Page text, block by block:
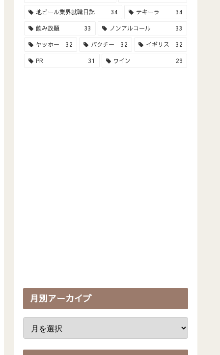
地ビール業界就職日記 34 テキーラ 34
飲み放題 33 ノンアルコール 33
ヤッホー 32 パクチー 32 イギリス 32
PR 31 ワイン 29
月別アーカイブ